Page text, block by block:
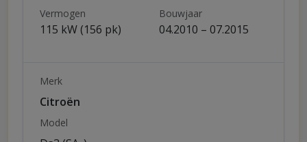
Vermogen
115 kW (156 pk)
Bouwjaar
04.2010 – 07.2015
Merk
Citroën
Model